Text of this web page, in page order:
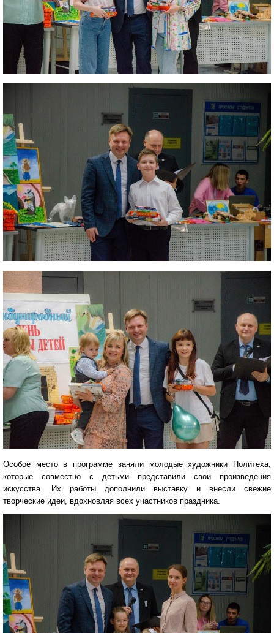
Особое место в программе заняли молодые художники Политеха,
которые совместно с детьми представили свои произведения
искусства. Их работы дополнили выставку и внесли свежие
творческие идеи, вдохновляя всех участников праздника.